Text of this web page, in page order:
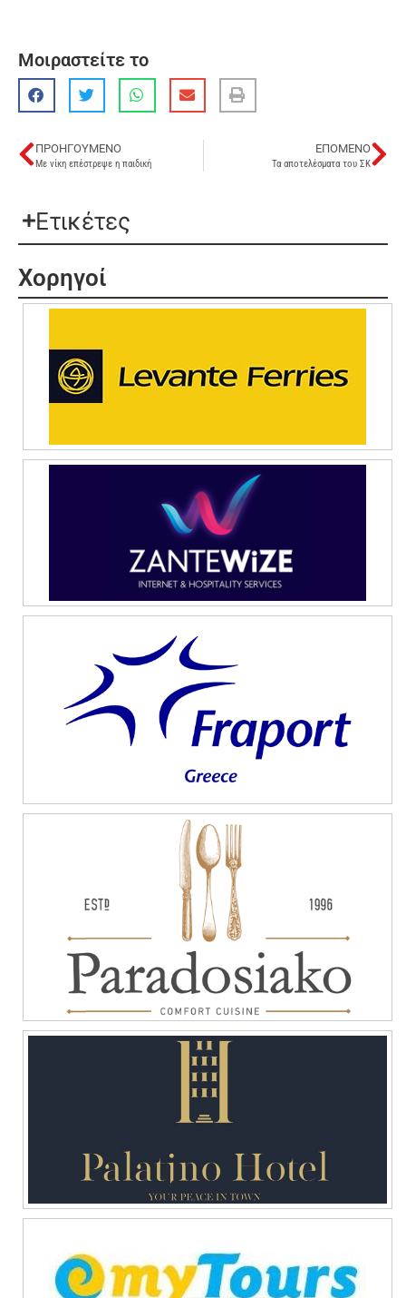
Μοιραστείτε το
ΠΡΟΗΓΟΎΜΕΝΟ
Με νίκη επέστρεψε η παιδική
ΕΠΌΜΕΝΟ
Τα αποτελέσματα του ΣΚ
Ετικέτες
Χορηγοί